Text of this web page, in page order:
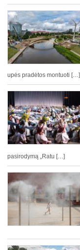
upės pradėtos montuoti […]
pasirodymą „Ratu […]